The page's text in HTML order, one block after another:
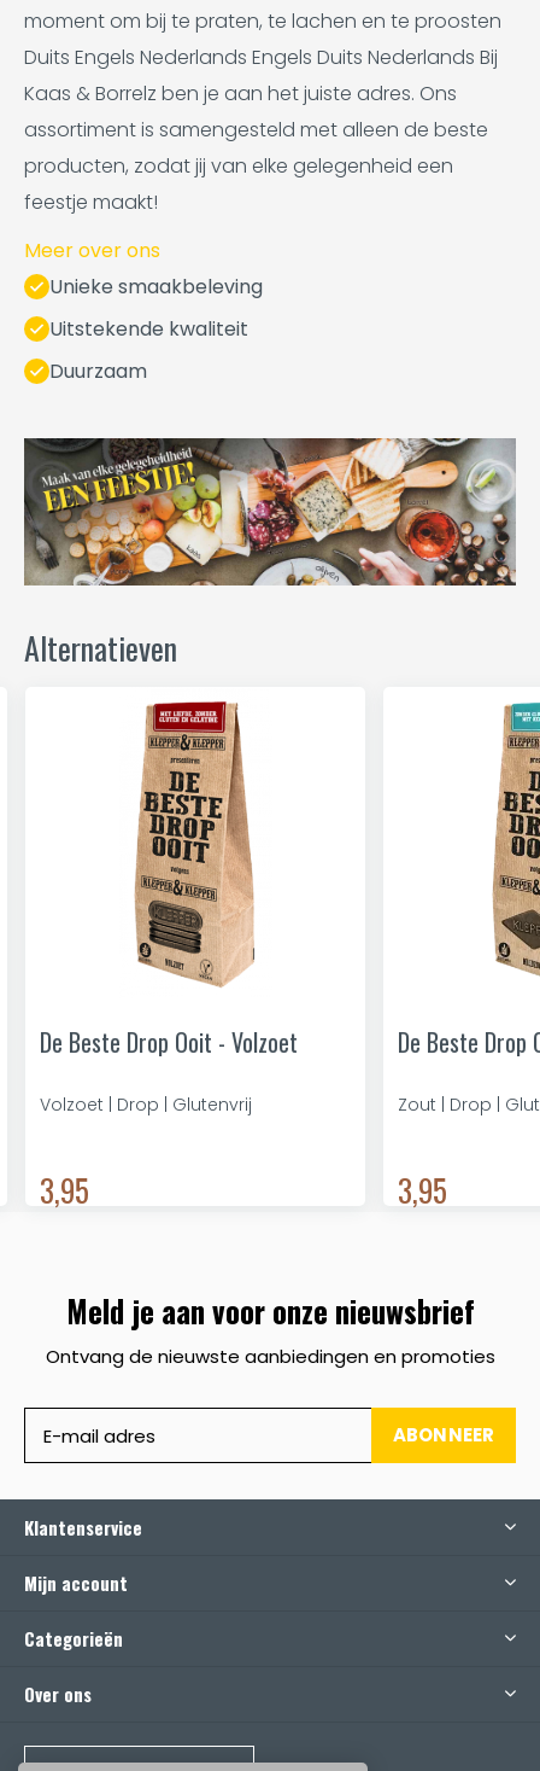
moment om bij te praten, te lachen en te proosten
Duits Engels Nederlands Engels Duits Nederlands Bij
Kaas & Borrelz ben je aan het juiste adres. Ons
assortiment is samengesteld met alleen de beste
producten, zodat jij van elke gelegenheid een
feestje maakt!
Meer over ons
Unieke smaakbeleving
Uitstekende kwaliteit
Duurzaam
Alternatieven
De Beste Drop Ooit - Volzoet
Volzoet | Drop | Glutenvrij
3,95
De Beste
Zout | Drop |
3,95
Meld je aan voor onze nieuwsbrief
Ontvang de nieuwste aanbiedingen en promoties
ABONNEER
Klantenservice
Mijn account
Categorieën
Over ons